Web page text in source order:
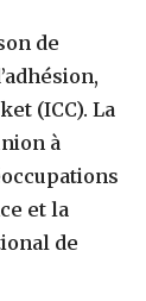
de
(ICC). La
à
et la
de